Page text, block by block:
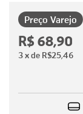
Preço Varejo
R$ 68,90
3x de R$25,46